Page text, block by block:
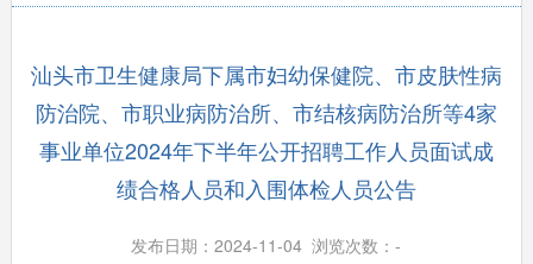
汕头市卫生健康局下属市妇幼保健院、市皮肤性病
防治院、市职业病防治所、市结核病防治所等4家
事业单位2024年下半年公开招聘工作人员面试成
绩合格人员和入围体检人员公告
发布日期：2024-11-04 浏览次数：-